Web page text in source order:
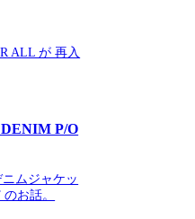
ALL が 再入
P/O
ムジャケッ
お話。